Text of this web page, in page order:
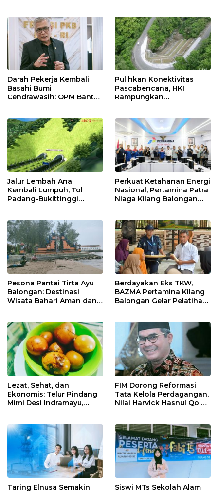
Keselamatan Kerja
Darah Pekerja Kembali
Basahi Bumi
Cendrawasih: OPM Bantai
Pulihkan Konektivitas
Pascabencana, HKI
Rampungkan
Jalur Lembah Anai
Kembali Lumpuh, Tol
Padang-Bukittinggi
Perkuat Ketahanan Energi
Nasional, Pertamina Patra
Niaga Kilang Balongan
Pesona Pantai Tirta Ayu
Balongan: Destinasi
Wisata Bahari Aman dan
Berdayakan Eks TKW,
BAZMA Pertamina Kilang
Balongan Gelar Pelatihan
Rawadalem
Lezat, Sehat, dan
Ekonomis: Telur Pindang
Mimi Desi Indramayu,
Ketagihan!
FIM Dorong Reformasi
Tata Kelola Perdagangan,
Nilai Harvick Hasnul Qolbi
Taring Elnusa Semakin
Siswi MTs Sekolah Alam